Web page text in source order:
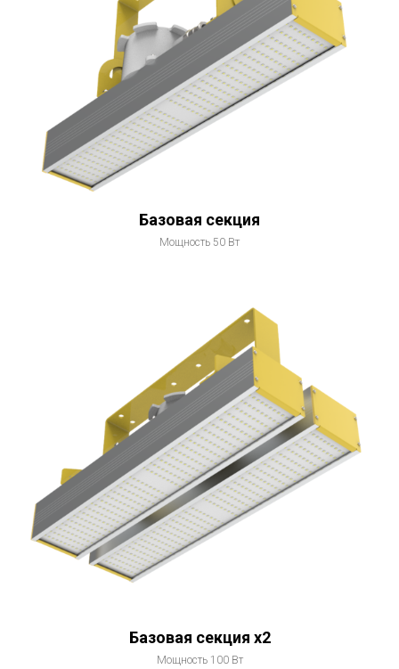
Базовая секция
Мощность 50 Вт
Базовая секция x2
Мощность 100 Вт